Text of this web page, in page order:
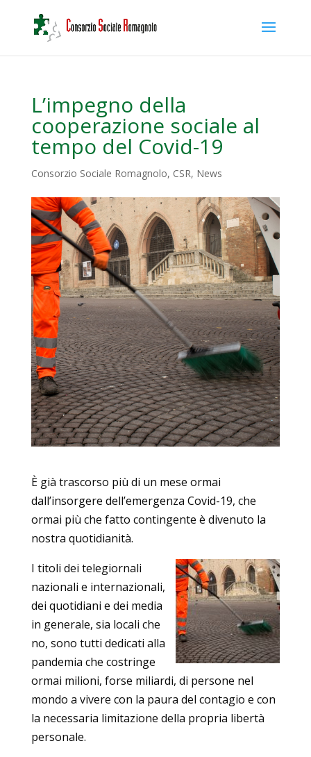
L’impegno della
cooperazione sociale al
tempo del Covid-19
Consorzio Sociale Romagnolo, CSR, News
È già trascorso più di un mese ormai
dall’insorgere dell’emergenza Covid-19, che
ormai più che fatto contingente è divenuto la
nostra quotidianità.
I titoli dei telegiornali
nazionali e internazionali,
dei quotidiani e dei media
in generale, sia locali che
no, sono tutti dedicati alla
pandemia che costringe
ormai milioni, forse miliardi, di persone nel
mondo a vivere con la paura del contagio e con
la necessaria limitazione della propria libertà
personale.